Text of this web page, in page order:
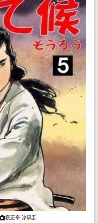
寝正亭 漆黒斎